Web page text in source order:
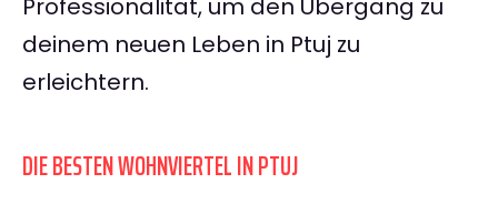
Professionalität, um den Übergang zu
deinem neuen Leben in Ptuj zu
erleichtern.
DIE BESTEN WOHNVIERTEL IN PTUJ